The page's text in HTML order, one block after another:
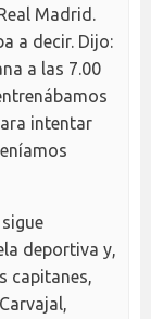
Madrid.
a decir. Dijo:
a las 7.00
intentar
deportiva y,
capitanes,